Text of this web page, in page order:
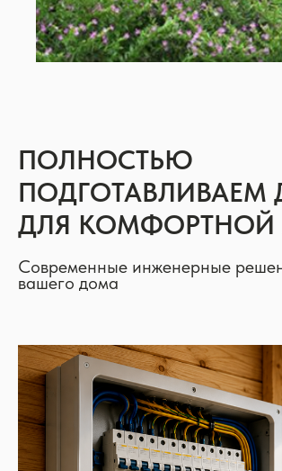
ПОЛНОСТЬЮ
ПОДГОТАВЛИВАЕМ
ДЛЯ
Современные инженерные
вашего дома